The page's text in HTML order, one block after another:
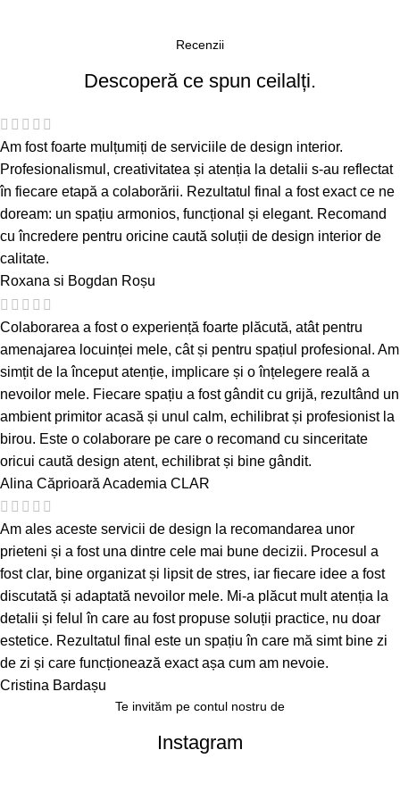
Recenzii
Descoperă ce spun ceilalți.
Am fost foarte mulțumiți de serviciile de design interior.
Profesionalismul, creativitatea și atenția la detalii s-au reflectat
în fiecare etapă a colaborării. Rezultatul final a fost exact ce ne
doream: un spațiu armonios, funcțional și elegant. Recomand
cu încredere pentru oricine caută soluții de design interior de
calitate.
Roxana si Bogdan Roșu
Colaborarea a fost o experiență foarte plăcută, atât pentru
amenajarea locuinței mele, cât și pentru spațiul profesional. Am
simțit de la început atenție, implicare și o înțelegere reală a
nevoilor mele. Fiecare spațiu a fost gândit cu grijă, rezultând un
ambient primitor acasă și unul calm, echilibrat și profesionist la
birou. Este o colaborare pe care o recomand cu sinceritate
oricui caută design atent, echilibrat și bine gândit.
Alina Căprioară Academia CLAR
Am ales aceste servicii de design la recomandarea unor
prieteni și a fost una dintre cele mai bune decizii. Procesul a
fost clar, bine organizat și lipsit de stres, iar fiecare idee a fost
discutată și adaptată nevoilor mele. Mi-a plăcut mult atenția la
detalii și felul în care au fost propuse soluții practice, nu doar
estetice. Rezultatul final este un spațiu în care mă simt bine zi
de zi și care funcționează exact așa cum am nevoie.
Cristina Bardașu
Te invităm pe contul nostru de
Instagram